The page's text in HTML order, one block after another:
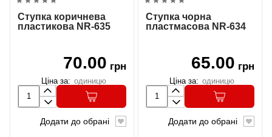
Ступка коричнева
пластикова NR-635
70.00 грн
Ціна за: одиницю
Додати до обрані
Ступка чорна
пластмасова NR-634
65.00 грн
Ціна за: одиницю
Додати до обрані